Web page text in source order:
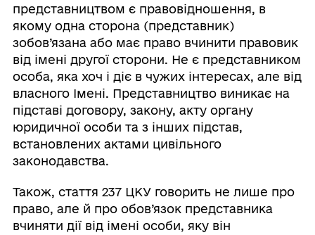
представництвом є правовідношення, в
якому одна сторона (представник)
зобов’язана або має право вчинити правовик
від імені другої сторони. Не є представником
особа, яка хоч і діє в чужих інтересах, але від
власного Імені. Представництво виникає на
підставі договору, закону, акту органу
юридичної особи та з інших підстав,
встановлених актами цивільного
законодавства.
Також, стаття 237 ЦКУ говорить не лише про
право, але й про обов’язок представника
вчиняти дії від імені особи, яку він